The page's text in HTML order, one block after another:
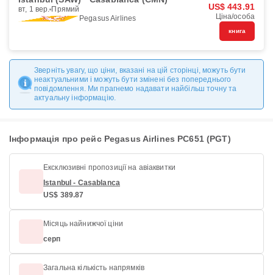
вт, 1 вер. Прямий
Pegasus Airlines
US$ 443.91
Ціна/особа
книга
Зверніть увагу, що ціни, вказані на цій сторінці, можуть бути
неактуальними і можуть бути змінені без попереднього
повідомлення. Ми прагнемо надавати найбільш точну та
актуальну інформацію.
Інформація про рейс Pegasus Airlines PC651 (PGT)
Ексклюзивні пропозиції на авіаквитки
Istanbul - Casablanca
US$ 389.87
Місяць найнижчої ціни
серп
Загальна кількість напрямків